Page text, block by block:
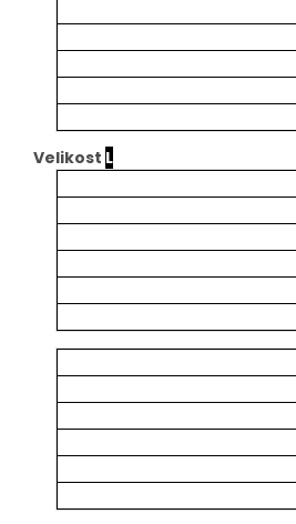
Velikost L